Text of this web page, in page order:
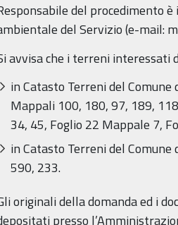
del procedimento
del Servizio (e-mail:
avvisa che i terreni interessati
in Catasto Terreni del
Mappali 100, 180, 97, 189,
34, 45, Foglio 22 Mappale 7,
in Catasto Terreni del
590, 233.
originali della domanda ed i
presso